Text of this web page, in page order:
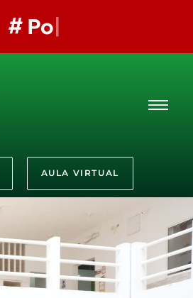
PorSi
AULA VIRTUAL